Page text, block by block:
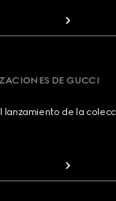
DE GUCCI
de la